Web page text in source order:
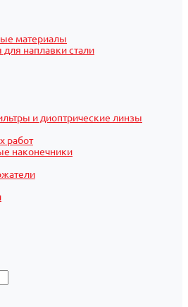
материалы
наплавки стали
и диоптрические линзы
работ
наконечники